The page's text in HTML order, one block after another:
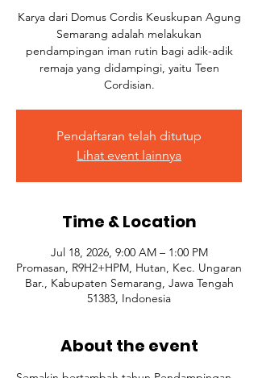
Karya dari Domus Cordis Keuskupan Agung
Semarang adalah melakukan
pendampingan iman rutin bagi adik-adik
remaja yang didampingi, yaitu Teen
Cordisian.
Pendaftaran telah ditutup
Lihat event lainnya
Time & Location
Jul 18, 2026, 9:00 AM – 1:00 PM
Promasan, R9H2+HPM, Hutan, Kec. Ungaran
Bar., Kabupaten Semarang, Jawa Tengah
51383, Indonesia
About the event